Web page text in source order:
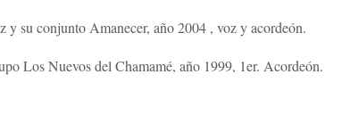
y su conjunto Amanecer, año 2004 , voz y acordeón.
Los Nuevos del Chamamé, año 1999, 1er. Acordeón.